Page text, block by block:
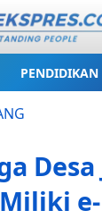
PENDIDIKAN
e-